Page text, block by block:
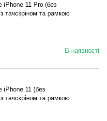
iPhone 11 Pro (без
тачскріном та рамкою
В наявності
iPhone 11 (без
тачскріном та рамкою